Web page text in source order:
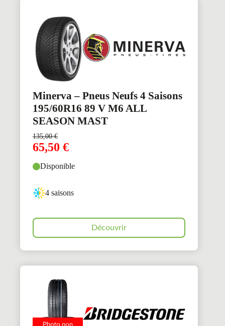
Minerva – Pneus Neufs 4 Saisons
195/60R16 89 V M6 ALL
SEASON MAST
135,00€
65,50 €
Disponible
4 saisons
Découvrir